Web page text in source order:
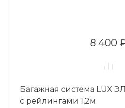
8 400
Багажная система LUX
с рейлингами 1,2м